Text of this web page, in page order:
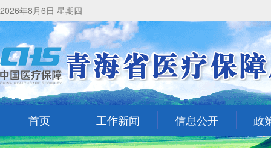
2026年8月6日 星期四
首页 工作新闻 信息公开 政